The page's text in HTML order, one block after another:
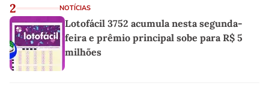
2 NOTÍCIAS
Lotofácil 3752 acumula nesta segunda-
feira e prêmio principal sobe para R$ 5
milhões